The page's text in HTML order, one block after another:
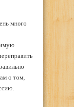
много
–
о том,